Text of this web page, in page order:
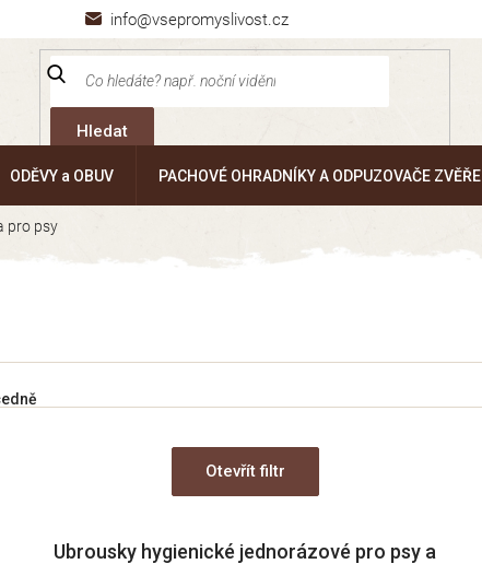
info@vsepromyslivost.cz
Hledat
ODĚVY a OBUV PACHOVÉ OHRADNÍKY A ODPUZOVAČE ZVĚŘE
pro psy
Otevřít filtr
Ubrousky hygienické jednorázové pro psy a